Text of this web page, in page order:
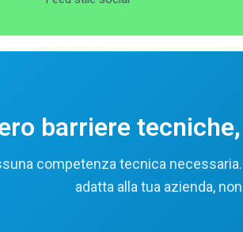
barriere
competenza tecnica
adatta alla tua azienda,